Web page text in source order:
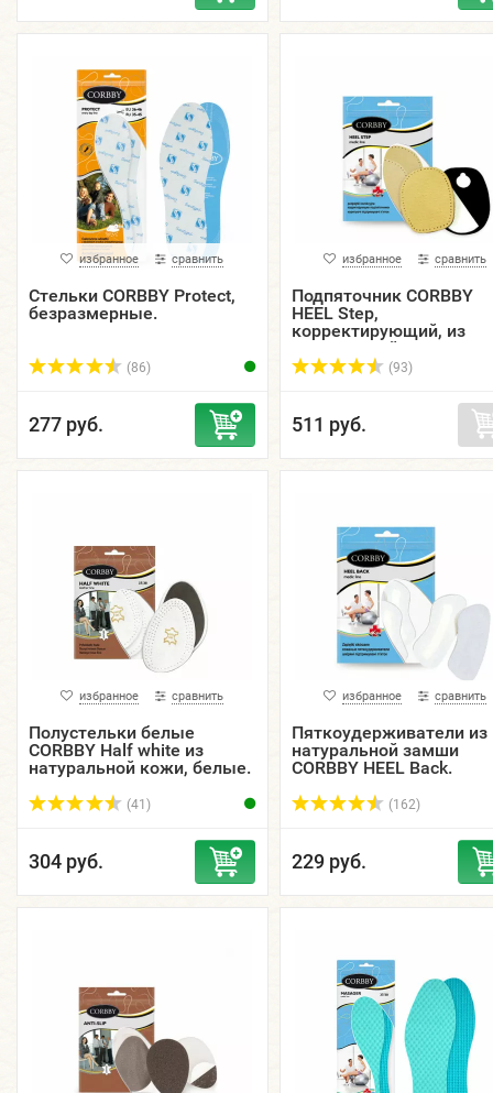
избранное сравнить
Стельки CORBBY Protect,
безразмерные.
(86)
277 руб.
избранное сравнить
Подпяточник CORBBY
HEEL Step,
корректирующий, из
натуральной кожи,
пенолатекса и
(93)
511 руб.
избранное сравнить
Полустельки белые
CORBBY Half white из
натуральной кожи, белые.
(41)
304 руб.
избранное сравнить
Пяткоудерживатели из
натуральной замши
CORBBY HEEL Back.
(162)
229 руб.